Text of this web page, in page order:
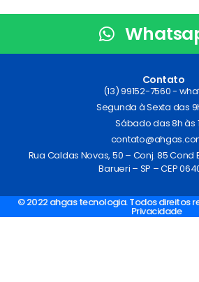
Contato
(13) 99152-7560 -
Segunda à Sexta das
Sábado das 8h às
Rua Caldas Novas, 50 – Conj. 85 Cond
Barueri – SP – CEP
© 2022 ahgas tecnologia. Todos direitos
Privacidade